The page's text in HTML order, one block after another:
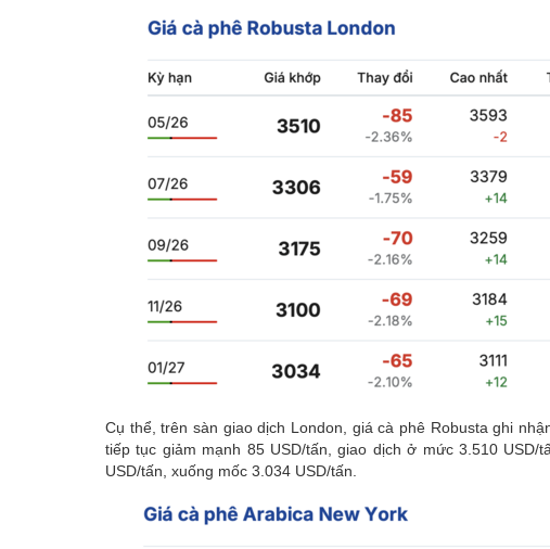
Cụ thể, trên sàn giao dịch London, giá cà phê Robusta ghi
tiếp tục giảm mạnh 85 USD/tấn, giao dịch ở mức 3.510 USD/
USD/tấn, xuống mốc 3.034 USD/tấn.